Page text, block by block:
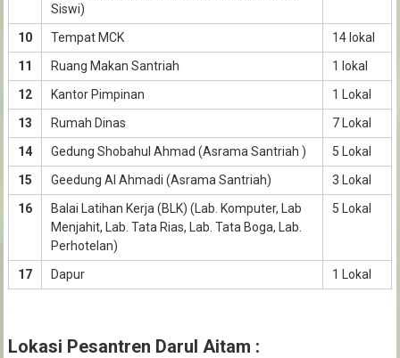
Siswi)
10 Tempat MCK
14 lokal
11
Ruang Makan Santriah
1 lokal
12
Kantor Pimpinan
1 Lokal
13
Rumah Dinas
7 Lokal
14
Gedung Shobahul Ahmad (Asrama Santriah )
5 Lokal
15
Geedung Al Ahmadi (Asrama Santriah)
3 Lokal
16
Balai Latihan Kerja (BLK) (Lab. Komputer, Lab
Menjahit, Lab. Tata Rias, Lab. Tata Boga, Lab.
Perhotelan)
5 Lokal
17 Dapur 1 Lokal
Lokasi Pesantren Darul Aitam :